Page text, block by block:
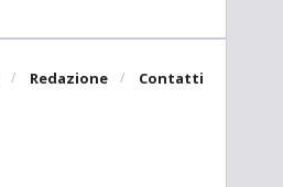
Redazione Contatti